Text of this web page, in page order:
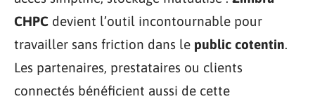
CHPC devient l’outil incontournable pour
travailler sans friction dans le public cotentin.
Les partenaires, prestataires ou clients
connectés bénéficient aussi de cette